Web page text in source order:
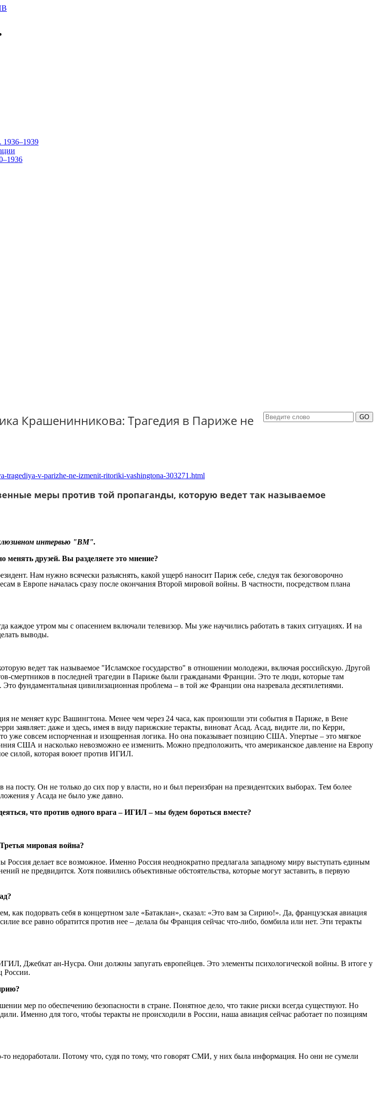
1936–1939
Крашенинникова: Трагедия в Париже не
tragediya-v-parizhe-ne-izmenit-ritoriki-vashingtona-303271.html
меры против той пропаганды, которую ведет так называемое
интервью "ВМ".
друзей. Вы разделяете это мнение?
Нам нужно всячески разъяснять, какой ущерб наносит Париж себе, следуя так безоговорочно
в Европе началась сразу после окончания Второй мировой войны. В частности, посредством плана
каждое утром мы с опасением включали телевизор. Мы уже научились работать в таких ситуациях. И на
выводы.
ведет так называемое "Исламское государство" в отношении молодежи, включая российскую. Другой
смертников в последней трагедии в Париже были гражданами Франции. Это те люди, которые там
фундаментальная цивилизационная проблема – в той же Франции она назревала десятилетиями.
не меняет курс Вашингтона. Менее чем через 24 часа, как произошли эти события в Париже, в Вене
заявляет: даже и здесь, имея в виду парижские теракты, виноват Асад. Асад, видите ли, по Керри,
уже совсем испорченная и изощренная логика. Но она показывает позицию США. Упертые – это мягкое
США и насколько невозможно ее изменить. Можно предположить, что американское давление на Европу
силой, которая воюет против ИГИЛ.
посту. Он не только до сих пор у власти, но и был переизбран на президентских выборах. Тем более
у Асада не было уже давно.
что против одного врага – ИГИЛ – мы будем бороться вместе?
мировая война?
делает все возможное. Именно Россия неоднократно предлагала западному миру выступать единым
не предвидится. Хотя появились объективные обстоятельства, которые могут заставить, в первую
подорвать себя в концертном зале «Батаклан», сказал: «Это вам за Сирию!». Да, французская авиация
все равно обратится против нее – делала бы Франция сейчас что-либо, бомбила или нет. Эти теракты
Джебхат ан-Нусра. Они должны запугать европейцев. Это элементы психологической войны. В итоге у
России.
мер по обеспечению безопасности в стране. Понятное дело, что такие риски всегда существуют. Но
Именно для того, чтобы теракты не происходили в России, наша авиация сейчас работает по позициям
недоработали. Потому что, судя по тому, что говорят СМИ, у них была информация. Но они не сумели